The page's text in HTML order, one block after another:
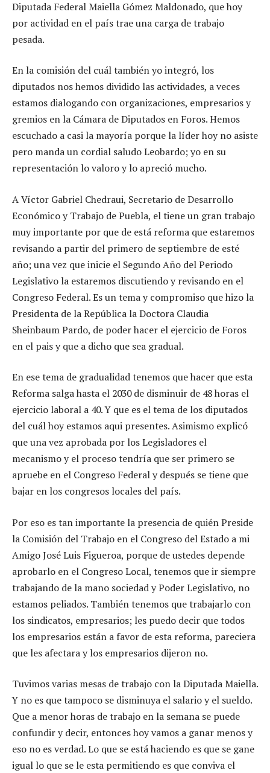
Diputada Federal Maiella Gómez Maldonado, que hoy
por actividad en el país trae una carga de trabajo
pesada.
En la comisión del cuál también yo integró, los
diputados nos hemos dividido las actividades, a veces
estamos dialogando con organizaciones, empresarios y
gremios en la Cámara de Diputados en Foros. Hemos
escuchado a casi la mayoría porque la líder hoy no asiste
pero manda un cordial saludo Leobardo; yo en su
representación lo valoro y lo apreció mucho.
A Víctor Gabriel Chedraui, Secretario de Desarrollo
Económico y Trabajo de Puebla, el tiene un gran trabajo
muy importante por que de está reforma que estaremos
revisando a partir del primero de septiembre de esté
año; una vez que inicie el Segundo Año del Periodo
Legislativo la estaremos discutiendo y revisando en el
Congreso Federal. Es un tema y compromiso que hizo la
Presidenta de la República la Doctora Claudia
Sheinbaum Pardo, de poder hacer el ejercicio de Foros
en el pais y que a dicho que sea gradual.
En ese tema de gradualidad tenemos que hacer que esta
Reforma salga hasta el 2030 de disminuir de 48 horas el
ejercicio laboral a 40. Y que es el tema de los diputados
del cuál hoy estamos aqui presentes. Asimismo explicó
que una vez aprobada por los Legisladores el
mecanismo y el proceso tendría que ser primero se
apruebe en el Congreso Federal y después se tiene que
bajar en los congresos locales del país.
Por eso es tan importante la presencia de quién Preside
la Comisión del Trabajo en el Congreso del Estado a mi
Amigo José Luis Figueroa, porque de ustedes depende
aprobarlo en el Congreso Local, tenemos que ir siempre
trabajando de la mano sociedad y Poder Legislativo, no
estamos peliados. También tenemos que trabajarlo con
los sindicatos, empresarios; les puedo decir que todos
los empresarios están a favor de esta reforma, pareciera
que les afectara y los empresarios dijeron no.
Tuvimos varias mesas de trabajo con la Diputada Maiella.
Y no es que tampoco se disminuya el salario y el sueldo.
Que a menor horas de trabajo en la semana se puede
confundir y decir, entonces hoy vamos a ganar menos y
eso no es verdad. Lo que se está haciendo es que se gane
igual lo que se le esta permitiendo es que conviva el